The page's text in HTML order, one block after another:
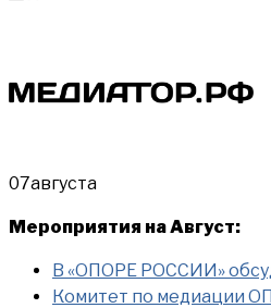
07августа
Мероприятия на Август:
В «ОПОРЕ РОССИИ»
Комитет по медиации